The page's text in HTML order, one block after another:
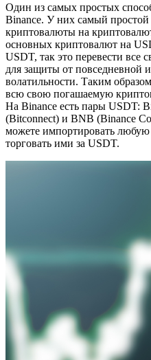
Один из самых простых
Binance. У них самый
криптовалюты на
основных криптовалют на
USDT, так это перевести все
для защиты от повседневной
волатильности. Таким
всю свою погашаемую
На Binance есть пары USDT:
(Bitconnect) и BNB (Binance
можете импортировать
торговать ими за USDT.